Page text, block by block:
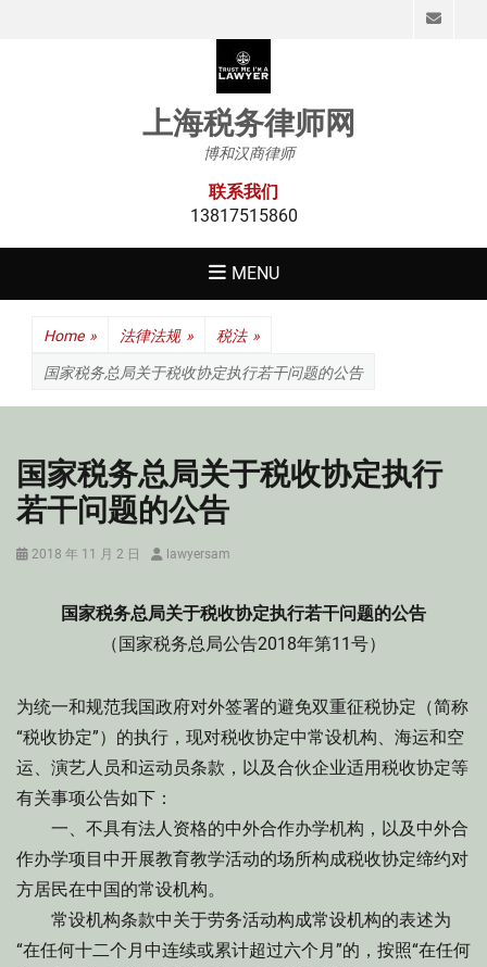
上海税务律师网
博和汉商律师
联系我们
13817515860
MENU
Home » 法律法规 » 税法 »
国家税务总局关于税收协定执行若干问题的公告
国家税务总局关于税收协定执行
若干问题的公告
Posted
2018 年 11 月 2 日 Authorlawyersam
国家税务总局关于税收协定执行若干问题的公告
（国家税务总局公告2018年第11号）
为统一和规范我国政府对外签署的避免双重征税协定（简称
“税收协定”）的执行，现对税收协定中常设机构、海运和空
运、演艺人员和运动员条款，以及合伙企业适用税收协定等
有关事项公告如下：
一、不具有法人资格的中外合作办学机构，以及中外合
作办学项目中开展教育教学活动的场所构成税收协定缔约对
方居民在中国的常设机构。
常设机构条款中关于劳务活动构成常设机构的表述为
“在任何十二个月中连续或累计超过六个月”的，按照“在任何